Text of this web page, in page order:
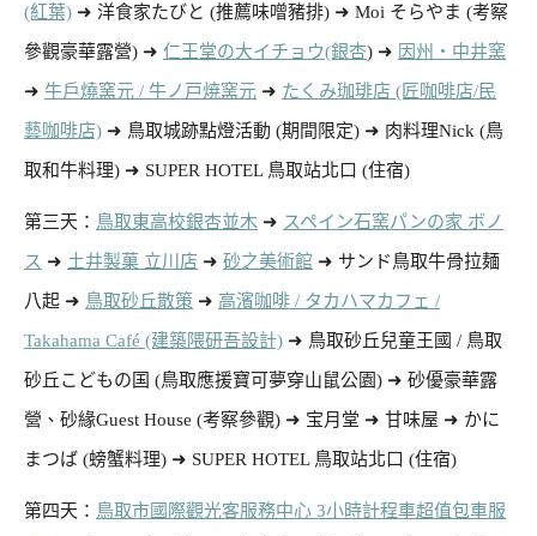
(紅葉) ➜ 洋食家たびと (推薦味噌豬排) ➜ Moi そらやま (考察
參觀豪華露營) ➜ 仁王堂の大イチョウ(銀杏) ➜ 因州・中井窯
➜ 牛戶燒窯元 / 牛ノ戸焼窯元 ➜ たくみ珈琲店 (匠咖啡店/民
藝咖啡店) ➜ 鳥取城跡點燈活動 (期間限定) ➜ 肉料理Nick (鳥
取和牛料理) ➜ SUPER HOTEL 鳥取站北口 (住宿)
第三天： 鳥取東高校銀杏並木 ➜ スペイン石窯パンの家 ボノ
ス ➜ 土井製菓 立川店 ➜ 砂之美術館 ➜ サンド鳥取牛骨拉麺
八起 ➜ 鳥取砂丘散策 ➜ 高濱咖啡 / タカハマカフェ /
Takahama Café (建築隈研吾設計) ➜ 鳥取砂丘兒童王國 / 鳥取
砂丘こどもの国 (鳥取應援寶可夢穿山鼠公園) ➜ 砂優豪華露
營、砂緣Guest House (考察參觀) ➜ 宝月堂 ➜ 甘味屋 ➜ かに
まつば (螃蟹料理) ➜ SUPER HOTEL 鳥取站北口 (住宿)
第四天： 鳥取市國際觀光客服務中心 3小時計程車超值包車服